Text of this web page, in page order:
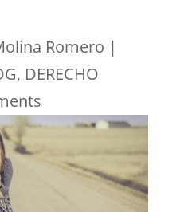
Romero |
, DERECHO